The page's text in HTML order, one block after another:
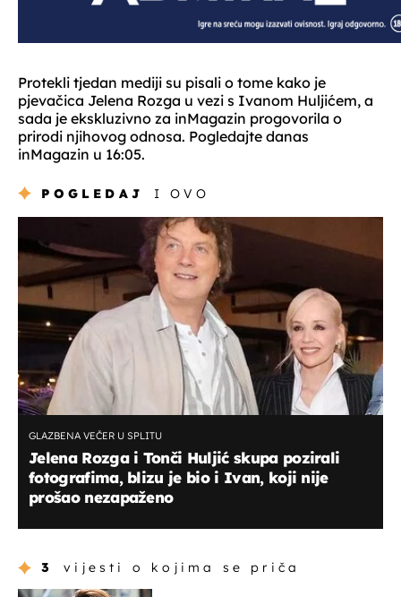
Protekli tjedan mediji su pisali o tome kako je
pjevačica Jelena Rozga u vezi s Ivanom Huljićem, a
sada je ekskluzivno za inMagazin progovorila o
prirodi njihovog odnosa. Pogledajte danas
inMagazin u 16:05.
POGLEDAJ I OVO
GLAZBENA VEČER U SPLITU
Jelena Rozga i Tonči Huljić skupa pozirali
fotografima, blizu je bio i Ivan, koji nije
prošao nezapaženo
3 vijesti o kojima se priča